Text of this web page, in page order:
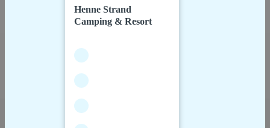
Henne Strand
Camping & Resort